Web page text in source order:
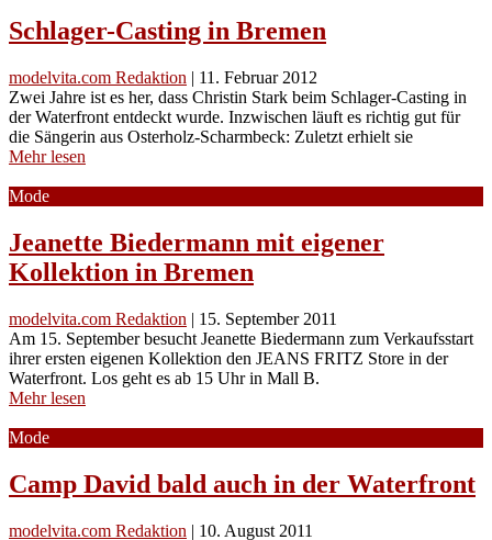
Schlager-Casting in Bremen
modelvita.com Redaktion | 11. Februar 2012
Zwei Jahre ist es her, dass Christin Stark beim Schlager-Casting in
der Waterfront entdeckt wurde. Inzwischen läuft es richtig gut für
die Sängerin aus Osterholz-Scharmbeck: Zuletzt erhielt sie
Mehr lesen
Mode
Jeanette Biedermann mit eigener
Kollektion in Bremen
modelvita.com Redaktion | 15. September 2011
Am 15. September besucht Jeanette Biedermann zum Verkaufsstart
ihrer ersten eigenen Kollektion den JEANS FRITZ Store in der
Waterfront. Los geht es ab 15 Uhr in Mall B.
Mehr lesen
Mode
Camp David bald auch in der Waterfront
modelvita.com Redaktion | 10. August 2011